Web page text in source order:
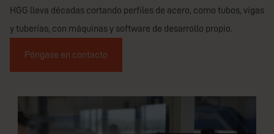
HGG lleva décadas cortando perfiles de acero, como tubos, vigas
y tuberías, con máquinas y software de desarrollo propio.
Póngase en contacto